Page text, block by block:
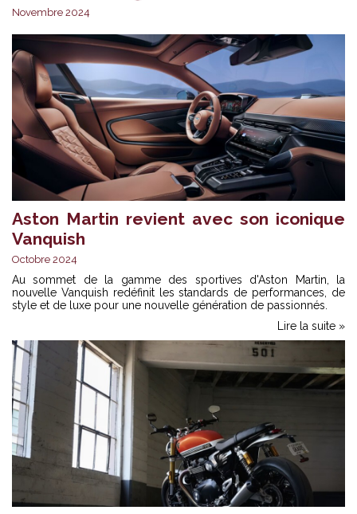
Novembre 2024
Aston Martin revient avec son iconique
Vanquish
Octobre 2024
Au sommet de la gamme des sportives d'Aston Martin, la
nouvelle Vanquish redéfinit les standards de performances, de
style et de luxe pour une nouvelle génération de passionnés.
Lire la suite »